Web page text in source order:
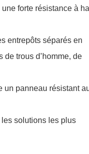
forte résistance à
entrepôts séparés en
trous d’homme, de
un panneau résistant
solutions les plus